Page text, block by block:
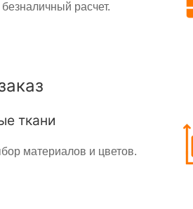
расчет.
ткани
материалов и цветов.